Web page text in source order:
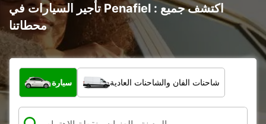
تأجير السيارات في Penafiel : اكتشف جميع
محطاتنا
ما نوع المركبة؟
سيارة شاحنات الفان والشاحنات العادية